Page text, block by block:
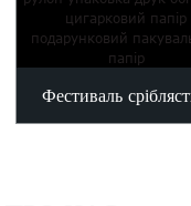
Фестиваль